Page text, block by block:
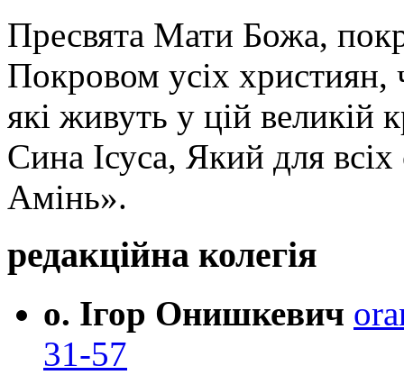
Пресвята Мати Божа,
Покровом усіх християн,
які живуть у цій великій
Сина Ісуса, Який для
Амінь».
редакційна колегія
о. Ігор Онишкевич
31-57